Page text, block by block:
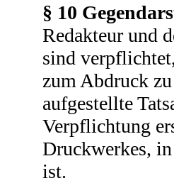
§ 10
Redakteur und
sind
zum Abdruck
aufgestellte
Verpflichtung
Druckwerkes, in
ist.